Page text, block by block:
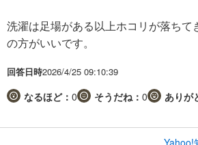
洗濯は足場がある以上ホコリが落ちて
の方がいいです。
回答日時2026/4/25 09:10:39
なるほど： 0 そうだね： 0 ありが
Yahoo!